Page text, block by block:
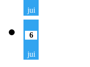
jui
6
jui